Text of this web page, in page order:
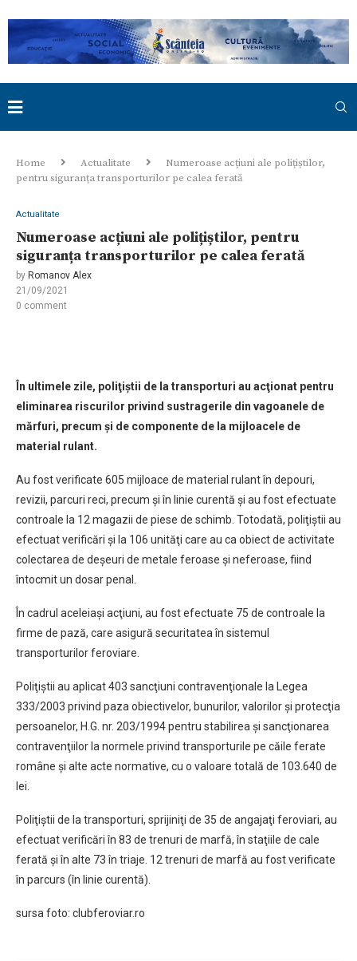
Home Actualitate
Numeroase acțiuni ale polițiștilor,
pentru siguranța transporturilor pe calea ferată
Actualitate
Numeroase acțiuni ale polițiștilor, pentru
siguranța transporturilor pe calea ferată
by Romanov Alex
21/09/2021
0 comment
În ultimele zile, poliţiştii de la transporturi au acţionat pentru
eliminarea riscurilor privind sustragerile din vagoanele de
mărfuri, precum şi de componente de la mijloacele de
material rulant.
Au fost verificate 605 mijloace de material rulant în depouri,
revizii, parcuri reci, precum şi în linie curentă şi au fost efectuate
controale la 12 magazii de piese de schimb. Totodată, poliţiştii au
efectuat verificări şi la 106 unităţi care au ca obiect de activitate
colectarea de deşeuri de metale feroase şi neferoase, fiind
întocmit un dosar penal.
În cadrul aceleiaşi acţiuni, au fost efectuate 75 de controale la
firme de pază, care asigură securitatea în sistemul
transporturilor feroviare.
Poliţiştii au aplicat 403 sancţiuni contravenţionale la Legea
333/2003 privind paza obiectivelor, bunurilor, valorilor şi protecţia
persoanelor, H.G. nr. 203/1994 pentru stabilirea şi sancţionarea
contravenţiilor la normele privind transporturile pe căile ferate
române şi alte acte normative, cu o valoare totală de 103.640 de
lei.
Poliţiştii de la transporturi, sprijiniţi de 35 de angajaţi feroviari, au
efectuat verificări în 83 de trenuri de marfă, în staţiile de cale
ferată şi în alte 73 în triaje. 12 trenuri de marfă au fost verificate
în parcurs (în linie curentă).
sursa foto: clubferoviar.ro